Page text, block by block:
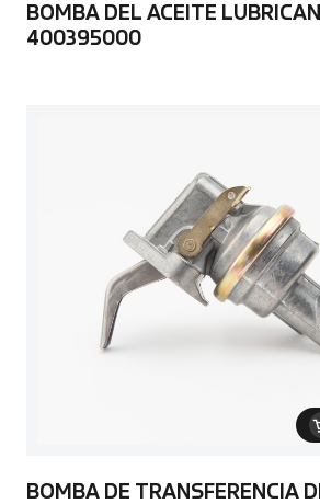
BOMBA DEL ACEITE
400395000
BOMBA DE TRANSFERENCIA